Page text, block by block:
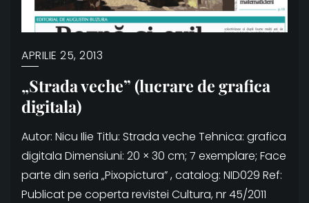
APRILIE 25, 2013
„Strada veche” (lucrare de grafica
digitala)
Autor: Nicu Ilie Titlu: Strada veche Tehnica: grafica
digitala Dimensiuni: 20 × 30 cm; 7 exemplare; Face
parte din seria „Pixopictura” , catalog: NID029 Ref:
Publicat pe coperta revistei Cultura, nr 45/2011